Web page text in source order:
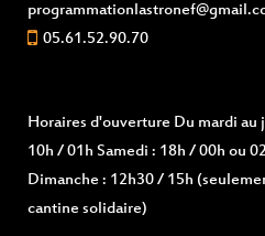
05.61.52.90.70
Horaires d'ouverture Du mardi au
10h / 01h Samedi : 18h / 00h ou
Dimanche : 12h30 / 15h
cantine solidaire)